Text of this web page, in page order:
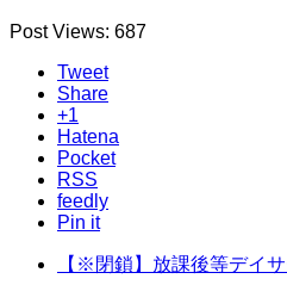
Post Views: 687
Tweet
Share
+1
Hatena
Pocket
RSS
feedly
Pin it
【※閉鎖】放課後等デイ